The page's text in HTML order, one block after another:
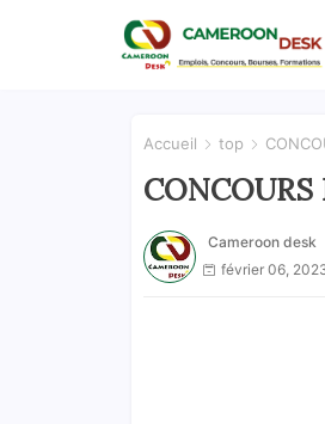
Accueil top
CONCOURS
Cameroon desk
février 06,